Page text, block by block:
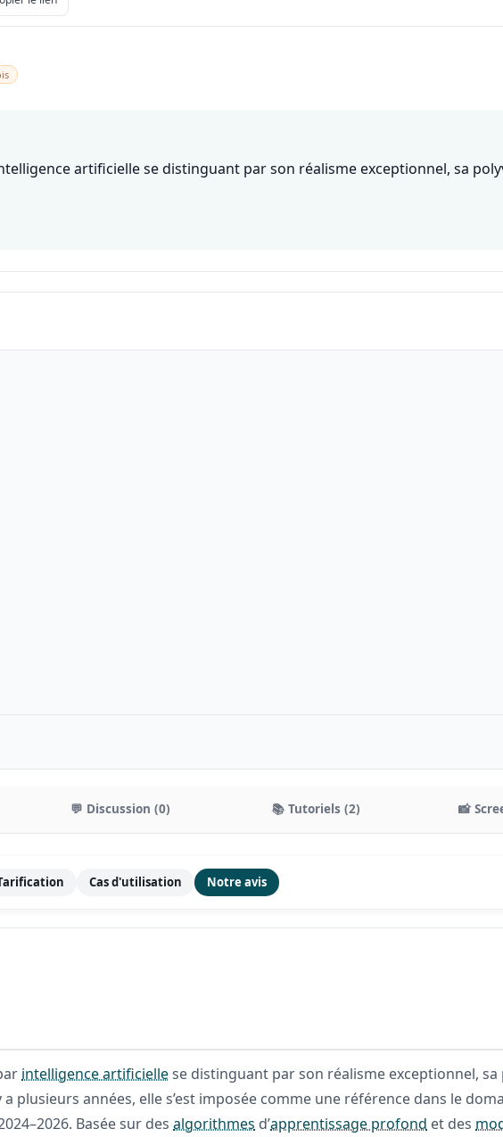
artificielle se distinguant par son réalisme exceptionnel, sa
💬 Discussion (0) 📚 Tutoriels (2) 📸
Cas d'utilisation Notre avis
intelligence artificiellese distinguant par son réalisme exceptionnel,
plusieurs années, elle s’est imposée comme une référence dans le
Basée sur desalgorithmes d’apprentissage profond et des